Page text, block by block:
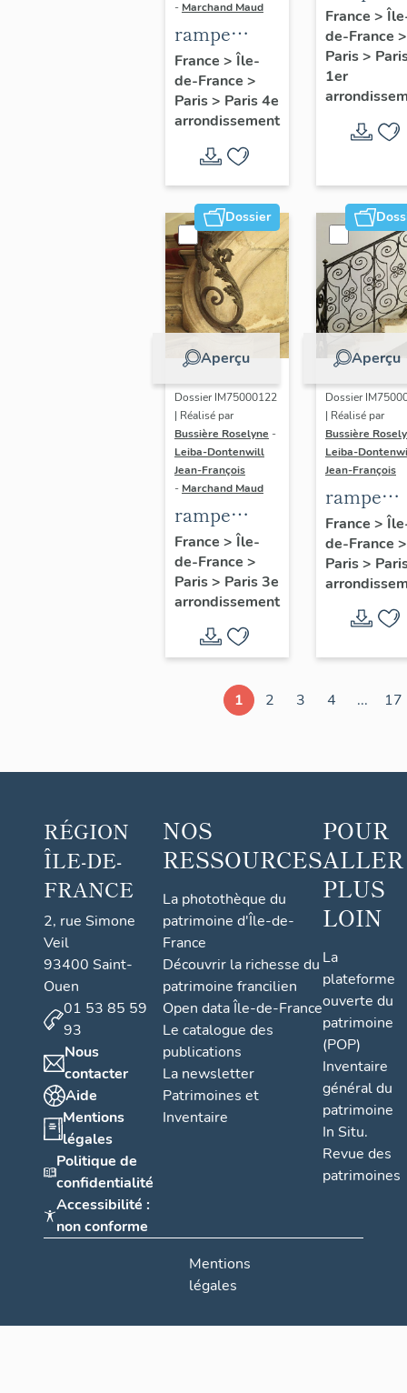
- Marchand Maud
rampe
d'appui,
escalier de
la maison à
cochère
dite hôtel
Charpentier
(non étudié)
France > Île-
de-France >
Paris> Paris 4e
arrondissement
d'appui,
escalier
la
porte
cochère
(non
France >
de-France >
Paris>
1er
Dossier
Aperçu
Dossier IM75000122
| Réalisé par
Bussière Roselyne -
Leiba-Dontenwill
Jean-François
- Marchand Maud
rampe
d'appui,
escalier de
la maison à
cochère
(non étudié)
France > Île-
de-France >
Paris> Paris 3e
arrondissement
Aperçu
Dossier
| Réalisé par
Bussière
Leiba-
Jean-François
rampe
d'appui,
escalier
la
cochère
(non
France >
de-France >
Paris>
1 2 3 4 ... 17
RÉGION
ÎLE-DE-
FRANCE
2, rue Simone
Veil
93400 Saint-
Ouen
01 53 85 59
93
Nous
contacter
Aide
Mentions
légales
Politique de
confidentialité
Accessibilité :
non conforme
NOS
RESSOURCES
La photothèque du
patrimoine d'Île-de-
France
Découvrir la richesse du
patrimoine francilien
Open data Île-de-France
Le catalogue des
publications
La newsletter
Patrimoines et
Inventaire
POUR
ALLER
PLUS
LOIN
La
plateforme
ouverte du
patrimoine
(POP)
Inventaire
général du
patrimoine
In Situ.
Revue des
patrimoines
Mentions
légales